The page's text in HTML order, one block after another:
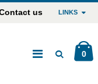
us LINKS
0